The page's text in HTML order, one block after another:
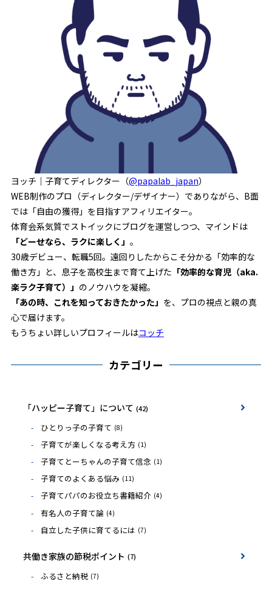
ヨッチ｜子育てディレクター（@papalab_japan）
WEB制作のプロ（ディレクター/デザイナー）でありながら、B面
では「自由の獲得」を目指すアフィリエイター。
体育会系気質でストイックにブログを運営しつつ、マインドは
「どーせなら、ラクに楽しく」 。
30歳デビュー、転職5回。遠回りしたからこそ分かる「効率的な
働き方」と、息子を高校生まで育て上げた 「効率的な育児（aka.
楽ラク子育て）」 のノウハウを凝縮。
「あの時、これを知っておきたかった」 を、プロの視点と親の真
心で届けます。
もうちょい詳しいプロフィールはコッチ
カテゴリー
「ハッピー子育て」について (42)
ひとりっ子の子育て (8)
子育てが楽しくなる考え方 (1)
子育てとーちゃんの子育て信念 (1)
子育てのよくある悩み (11)
子育てパパのお役立ち書籍紹介 (4)
有名人の子育て論 (4)
自立した子供に育てるには (7)
共働き家族の節税ポイント (7)
ふるさと納税 (7)